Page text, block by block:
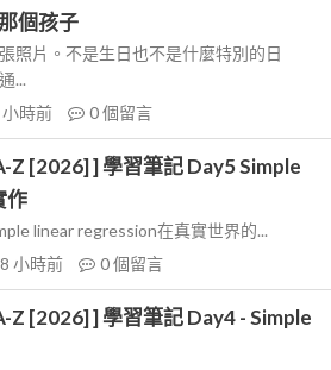
個孩子
照片。不是生日也不是什麼特別的日
...
時前 0個留言
[2026] ] 學習筆記 Day5 Simple
作
linear regression在真實世界的...
8 小時前 0個留言
[2026] ] 學習筆記 Day4 - Simple